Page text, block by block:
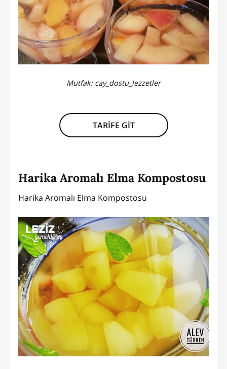
Mutfak: cay_dostu_lezzetler
TARİFE GİT
Harika Aromalı Elma Kompostosu
Harika Aromalı Elma Kompostosu